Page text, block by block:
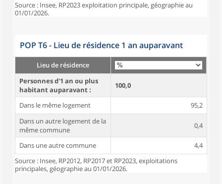
Source : Insee, RP2023 exploitation principale, géographie au
01/01/2026.
POP T6 - Lieu de résidence 1 an auparavant
Lieu de résidence
Personnes d'1 an ou plus
habitant auparavant :
100,0
Dans le même logement
95,2
Dans un autre logement de la
même commune
0,4
Dans une autre commune
4,4
Source : Insee, RP2012, RP2017 et RP2023, exploitations
principales, géographie au 01/01/2026.